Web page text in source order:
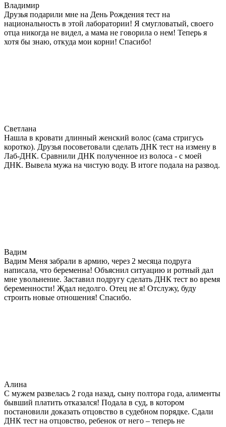
Владимир
Друзья подарили мне на День Рождения тест на
национальность в этой лаборатории! Я смугловатый, своего
отца никогда не видел, а мама не говорила о нем! Теперь я
хотя бы знаю, откуда мои корни! Спасибо!
Светлана
Нашла в кровати длинный женский волос (сама стригусь
коротко). Друзья посоветовали сделать ДНК тест на измену в
Лаб-ДНК. Сравнили ДНК полученное из волоса - с моей
ДНК. Вывела мужа на чистую воду. В итоге подала на развод.
Вадим
Вадим Меня забрали в армию, через 2 месяца подруга
написала, что беременна! Объяснил ситуацию и ротный дал
мне увольнение. Заставил подругу сделать ДНК тест во время
беременности! Ждал недолго. Отец не я! Отслужу, буду
строить новые отношения! Спасибо.
Алина
С мужем развелась 2 года назад, сыну полтора года, алименты
бывший платить отказался! Подала в суд, в котором
постановили доказать отцовство в судебном порядке. Сдали
ДНК тест на отцовство, ребенок от него – теперь не